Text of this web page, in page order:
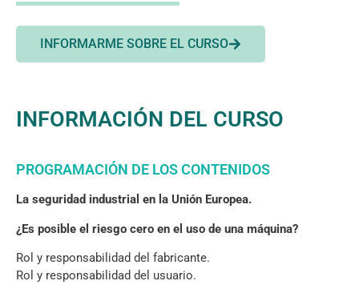
INFORMARME SOBRE EL CURSO
INFORMACIÓN DEL CURSO
PROGRAMACIÓN DE LOS CONTENIDOS
La seguridad industrial en la Unión Europea.
¿Es posible el riesgo cero en el uso de una máquina?
Rol y responsabilidad del fabricante.
Rol y responsabilidad del usuario.